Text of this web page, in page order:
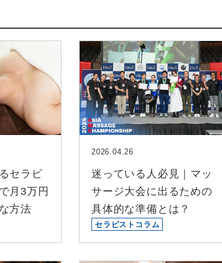
セラピ
月3万円
方法
2026.04.26
迷っている人必見｜マッ
サージ大会に出るための
具体的な準備とは？
セラピストコラム